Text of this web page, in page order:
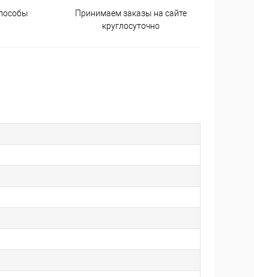
Принимаем заказы на сайте
круглосуточно